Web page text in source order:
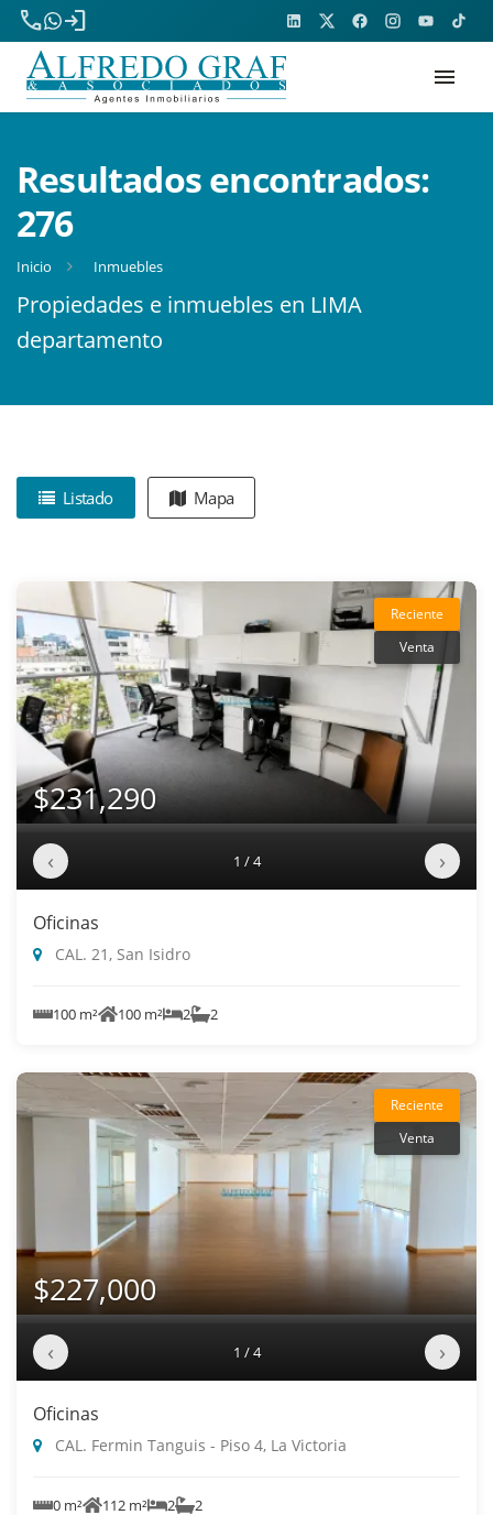
phone
login
menu
Resultados encontrados:
276
Inicio Inmuebles
Propiedades e inmuebles en LIMA
departamento
Listado Mapa
Reciente
Venta
$231,290
‹ 1 / 4 ›
Oficinas
CAL. 21, San Isidro
100 m² 100 m² 2 2
Reciente
Venta
$227,000
‹ 1 / 4 ›
Oficinas
CAL. Fermin Tanguis - Piso 4, La Victoria
0 m² 112 m² 2 2